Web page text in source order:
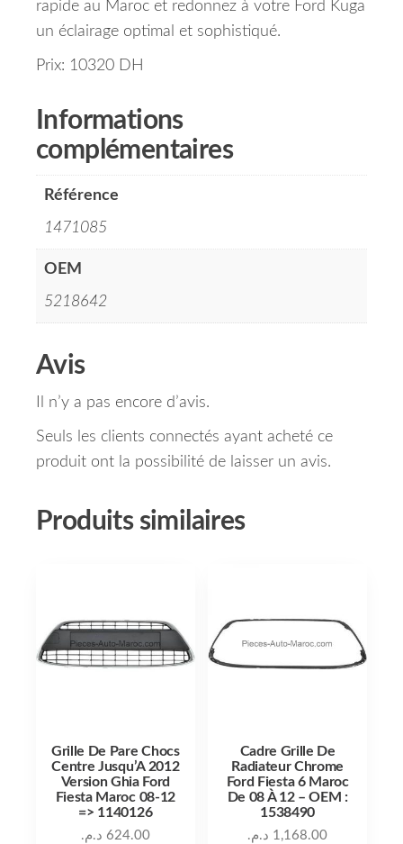
rapide au Maroc et redonnez à votre Ford Kuga
un éclairage optimal et sophistiqué.
Prix: 10320 DH
Informations
complémentaires
Référence
1471085
OEM
5218642
Avis
Il n’y a pas encore d’avis.
Seuls les clients connectés ayant acheté ce
produit ont la possibilité de laisser un avis.
Produits similaires
Grille De Pare Chocs
Centre Jusqu’A 2012
Version Ghia Ford
Fiesta Maroc 08-12
=> 1140126
624.00 د.م.
Cadre Grille De
Radiateur Chrome
Ford Fiesta 6 Maroc
De 08 À 12 – OEM :
1538490
1,168.00 د.م.